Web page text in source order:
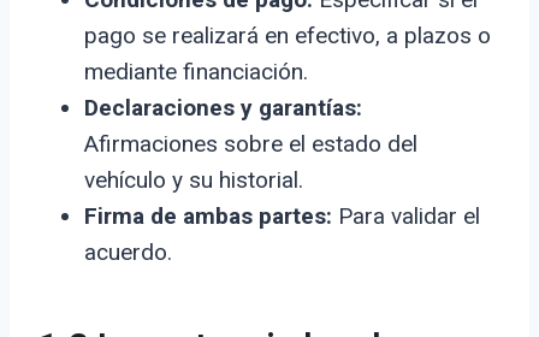
pago se realizará en efectivo, a plazos o
mediante financiación.
Declaraciones y garantías:
Afirmaciones sobre el estado del
vehículo y su historial.
Firma de ambas partes: Para validar el
acuerdo.